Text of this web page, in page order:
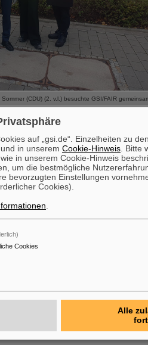
Sebastian Sommer
Daniel Georgi, um sich über die
Prof. Dr. Thomas Nilsson,
Administrativer
von GSI und FAIR,
zu Forschung, Infrastruktur und
zu wesentlichen Bereichen der im
unter anderem das
der SIS100-
für die FAIR-Experimente
Tour durch die bestehende
sowie Experimente
von den Fortschritten
Hessen und die internationale
auf „gsi.de“. Einzelheiten zu
in unserem Cookie-Hinweis . Bitte
in unserem Cookie-Hinweis
um die bestmögliche
bevorzugten Einstellungen
Cookies).
Cookies
Alle